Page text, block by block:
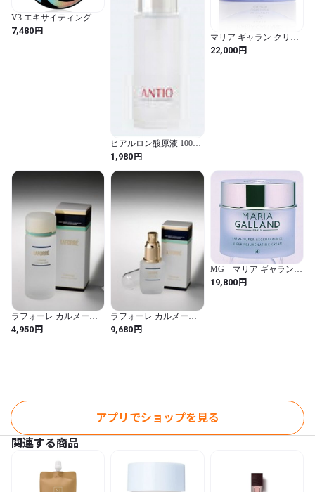
V3 エキサイティング フ
ァンデーション
7,480円
ヒアルロン酸原液 100％
国産
1,980円
マリア ギャラン クリー
ム ５Ａ
22,000円
ラフォーレ カルメージ
ローション
4,950円
ラフォーレ カルメージ
モイスチュア エッセン
ス
9,680円
MG マリア ギャラン
クリーム ５Ｂ
19,800円
アプリでショップを見る
関連する商品